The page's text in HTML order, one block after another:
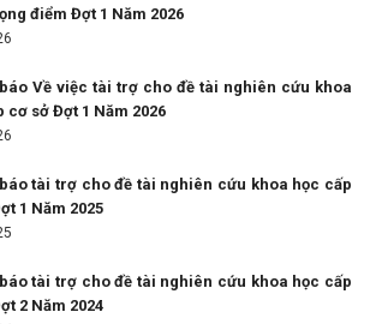
điểm Đợt 1 Năm 2026
Về việc tài trợ cho đề tài nghiên cứu khoa
cơ sở Đợt 1 Năm 2026
tài trợ cho đề tài nghiên cứu khoa học cấp
1 Năm 2025
tài trợ cho đề tài nghiên cứu khoa học cấp
2 Năm 2024